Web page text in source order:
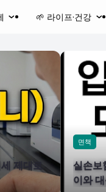
🌱 라이프·건강
제대로
면책
실손보
이와